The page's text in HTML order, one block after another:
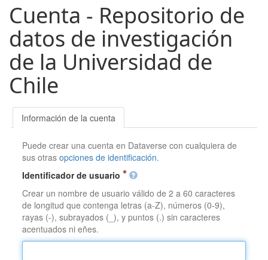
Cuenta - Repositorio de
datos de investigación
de la Universidad de
Chile
Información de la cuenta
Puede crear una cuenta en Dataverse con cualquiera de
sus otrasopciones de identificación.
Identificador de usuario
Crear un nombre de usuario válido de 2 a 60 caracteres
de longitud que contenga letras (a-Z), números (0-9),
rayas (-), subrayados (_), y puntos (.) sin caracteres
acentuados ni eñes.